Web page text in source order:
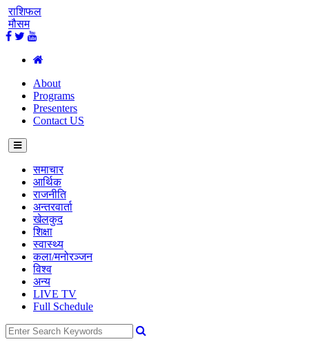
राशिफल
मौसम
About
Programs
Presenters
Contact US
समाचार
आर्थिक
राजनीति
अन्तरवार्ता
खेलकुद
शिक्षा
स्वास्थ्य
कला/मनोरञ्जन
विश्व
अन्य
LIVE TV
Full Schedule